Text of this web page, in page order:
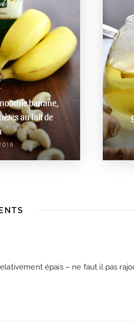
banane,
au lait de
épais – ne faut il pas